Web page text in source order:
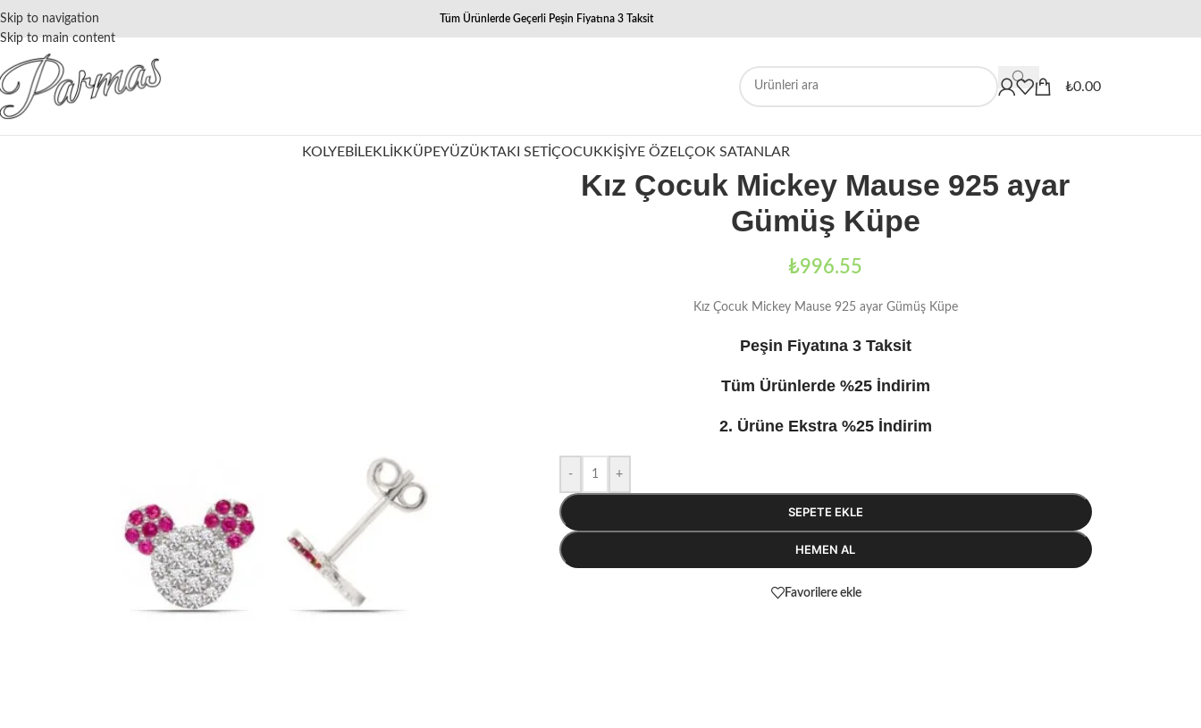
Skip to navigation
Skip to main content
Tüm Ürünlerde Geçerli Peşin Fiyatına 3 Taksit
When autocomplete results are
₺0.00
KOLYEBILEKLIKKÜPEYÜZÜKTAKI SETIÇOCUKKIŞIYE ÖZELÇOK SATANLAR
Kız Çocuk Mickey Mause 925 ayar
Gümüş Küpe
₺996.55
Kız Çocuk Mickey Mause 925 ayar Gümüş Küpe
Peşin Fiyatına 3 Taksit
Tüm Ürünlerde %25 İndirim
2. Ürüne Ekstra %25 İndirim
- +
SEPETE EKLE
HEMEN AL
Favorilere ekle